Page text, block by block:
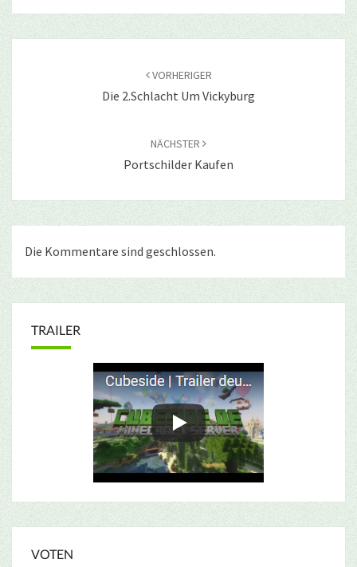
VORHERIGER
Die 2.Schlacht Um Vickyburg
NÄCHSTER
Portschilder Kaufen
Die Kommentare sind geschlossen.
TRAILER
VOTEN